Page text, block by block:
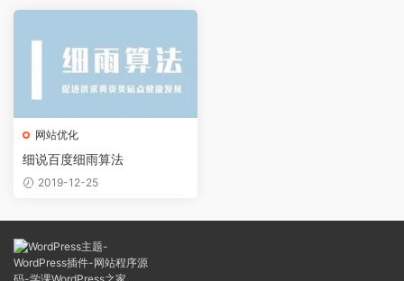
网站优化
细说百度细雨算法
2019-12-25